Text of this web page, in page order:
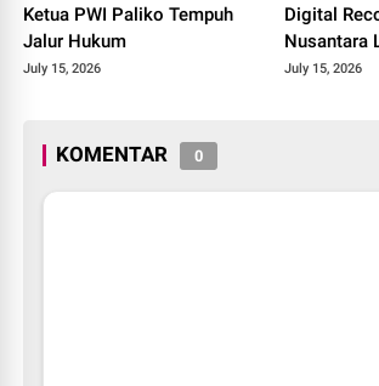
Ketua PWI Paliko Tempuh
Jalur Hukum
July 15, 2026
Digital
Nusantara
July 15, 2026
KOMENTAR 0